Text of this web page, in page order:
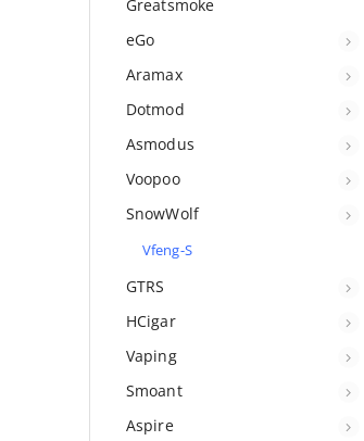
Greatsmoke
eGo
Aramax
Dotmod
Asmodus
Voopoo
SnowWolf
Vfeng-S
GTRS
HCigar
Vaping
Smoant
Aspire